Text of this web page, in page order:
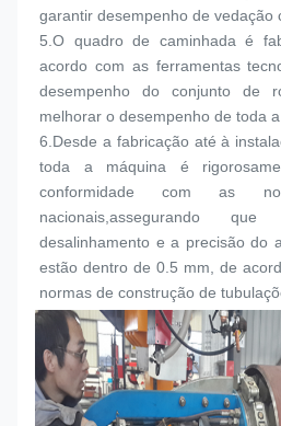
garantir desempenho de vedação
5. O quadro de caminhada é
acordo com as ferramentas
desempenho do conjunto de
melhorar o desempenho de toda
6. Desde a fabricação até à
toda a máquina é
conformidade com as
nacionais,assegurando
desalinhamento e a precisão do
estão dentro de 0.5 mm, de
normas de construção de